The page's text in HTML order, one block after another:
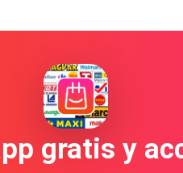
gratis y